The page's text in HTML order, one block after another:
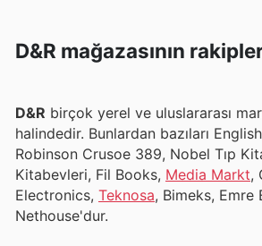
D&R mağazasının
D&R birçok yerel ve uluslararası
halindedir. Bunlardan bazıları
Robinson Crusoe 389, Nobel Tıp
Kitabevleri, Fil Books, Media Markt,
Electronics, Teknosa, Bimeks,
Nethouse'dur.